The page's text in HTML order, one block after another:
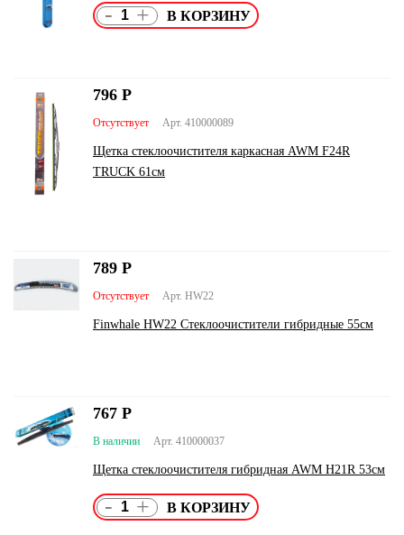
- +
Арт. 410000089
Отсутствует
Щетка стеклоочистителя каркасная AWM F24R
TRUCK 61см
796 Р
Арт. HW22
Отсутствует
Finwhale HW22 Стеклоочистители гибридные 55см
789 Р
Арт. 410000037
В наличии
Щетка стеклоочистителя гибридная AWM H21R 53см
767 Р
- +